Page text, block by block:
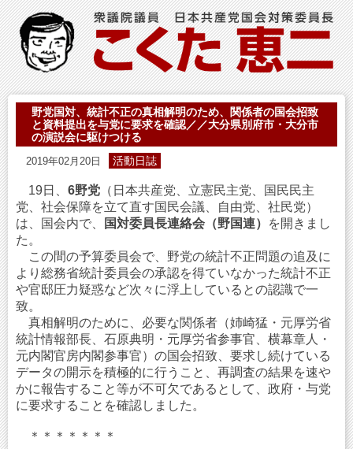
野党国対、統計不正の真相解明のため、関係者の国会招致
と資料提出を与党に要求を確認／／大分県別府市・大分市
の演説会に駆けつける
2019年02月20日 活動日誌
19日、 6野党 （日本共産党、立憲民主党、国民民主
党、社会保障を立て直す国民会議、自由党、社民党）
は、国会内で、
国対委員長連絡会（野国連）
を開きまし
た。
この間の予算委員会で、野党の統計不正問題の追及に
より総務省統計委員会の承認を得ていなかった統計不正
や官邸圧力疑惑など次々に浮上しているとの認識で一
致。
真相解明のために、必要な関係者（姉崎猛・元厚労省
統計情報部長、石原典明・元厚労省参事官、横幕章人・
元内閣官房内閣参事官）の国会招致、要求し続けている
データの開示を積極的に行うこと、再調査の結果を速や
かに報告すること等が不可欠であるとして、政府・与党
に要求することを確認しました。
＊＊＊＊＊＊＊